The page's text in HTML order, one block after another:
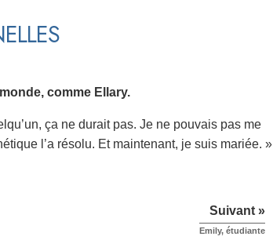
comme Ellary.
ça ne durait pas. Je ne pouvais pas me
l’a résolu. Et maintenant, je suis mariée. »
Suivant »
Emily, étudiante